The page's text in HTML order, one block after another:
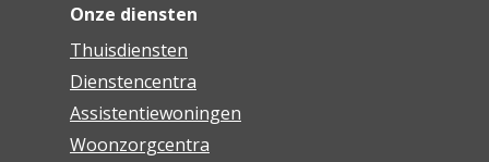
Onze diensten
Thuisdiensten
Dienstencentra
Assistentiewoningen
Woonzorgcentra